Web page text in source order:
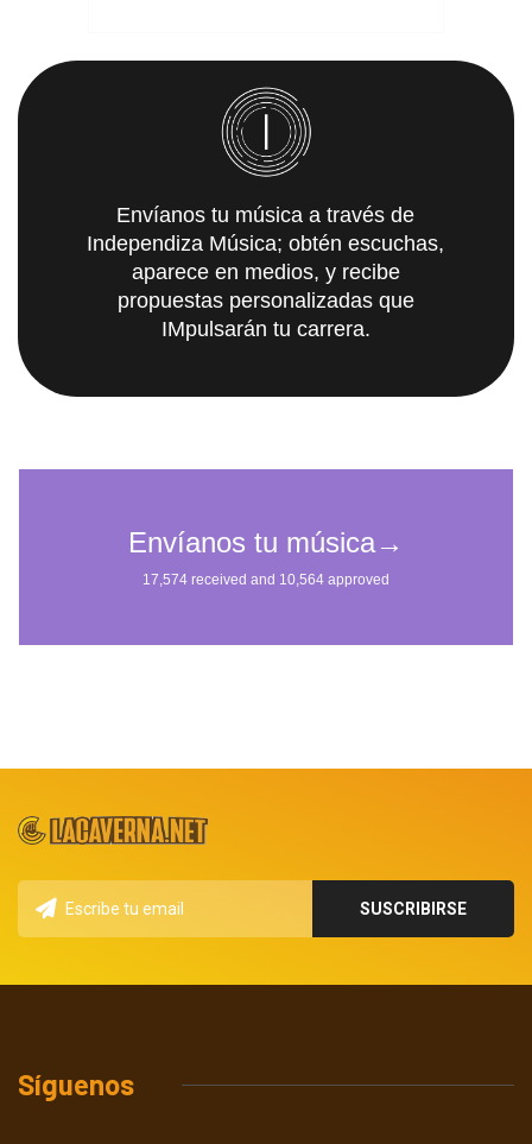
Envíanos tu música a través de
Independiza Música; obtén escuchas,
aparece en medios, y recibe
propuestas personalizadas que
IMpulsarán tu carrera.
Síguenos